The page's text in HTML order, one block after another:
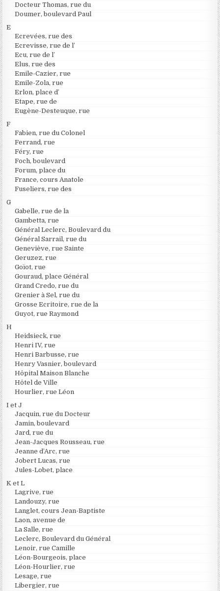
Docteur Thomas, rue du
Doumer, boulevard Paul
E
Ecrevées, rue des
Ecrevisse, rue de l’
Ecu, rue de l’
Elus, rue des
Emile-Cazier, rue
Emile-Zola, rue
Erlon, place d’
Etape, rue de
Eugène-Desteuque, rue
F
Fabien, rue du Colonel
Ferrand, rue
Féry, rue
Foch, boulevard
Forum, place du
France, cours Anatole
Fuseliers, rue des
G
Gabelle, rue de la
Gambetta, rue
Général Leclerc, Boulevard du
Général Sarrail, rue du
Geneviève, rue Sainte
Geruzez, rue
Goïot, rue
Gouraud, place Général
Grand Credo, rue du
Grenier à Sel, rue du
Grosse Ecritoire, rue de la
Guyot, rue Raymond
H
Heidsieck, rue
Henri IV, rue
Henri Barbusse, rue
Henry Vasnier, boulevard
Hôpital Maison Blanche
Hôtel de Ville
Hourlier, rue Léon
I et J
Jacquin, rue du Docteur
Jamin, boulevard
Jard, rue du
Jean-Jacques Rousseau, rue
Jeanne d’Arc, rue
Jobert Lucas, rue
Jules-Lobet, place
K et L
Lagrive, rue
Landouzy, rue
Langlet, cours Jean-Baptiste
Laon, avenue de
La Salle, rue
Leclerc, Boulevard du Général
Lenoir, rue Camille
Léon-Bourgeois, place
Léon-Hourlier, rue
Lesage, rue
Libergier, rue